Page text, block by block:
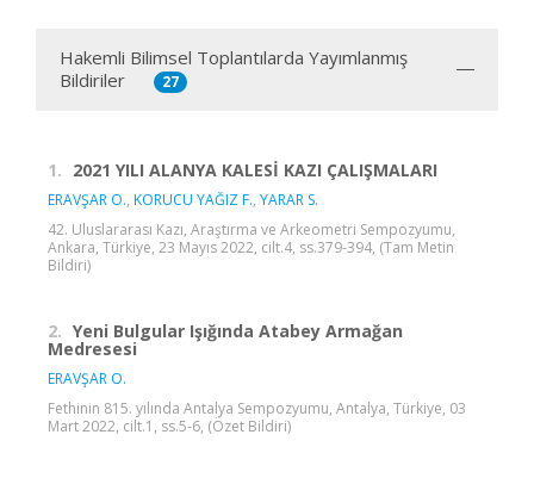
Hakemli Bilimsel Toplantılarda Yayımlanmış
Bildiriler
27
1. 2021 YILI ALANYA KALESİ KAZI ÇALIŞMALARI
ERAVŞAR O., KORUCU YAĞIZ F., YARAR S.
42. Uluslararası Kazı, Araştırma ve Arkeometri Sempozyumu,
Ankara, Türkiye, 23 Mayıs 2022, cilt.4, ss.379-394, (Tam Metin
Bildiri)
2. Yeni Bulgular Işığında Atabey Armağan
Medresesi
ERAVŞAR O.
Fethinin 815. yılında Antalya Sempozyumu, Antalya, Türkiye, 03
Mart 2022, cilt.1, ss.5-6, (Özet Bildiri)